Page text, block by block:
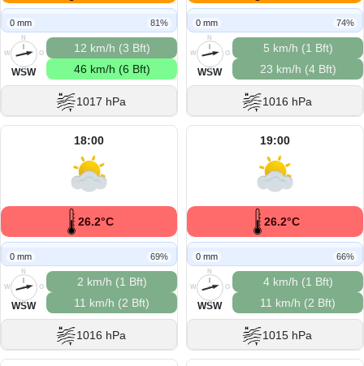
0 mm 81%
N
O
S
W
WSW
12 km/h (3 Bft)
46 km/h (6 Bft)
1017 hPa
0 mm 74%
N
O
S
W
WSW
5 km/h (1 Bft)
23 km/h (4 Bft)
1016 hPa
18:00
26.2°C
0 mm 69%
N
O
S
W
WSW
2 km/h (1 Bft)
11 km/h (2 Bft)
1016 hPa
19:00
26.2°C
0 mm 66%
N
O
S
W
WSW
4 km/h (1 Bft)
11 km/h (2 Bft)
1015 hPa